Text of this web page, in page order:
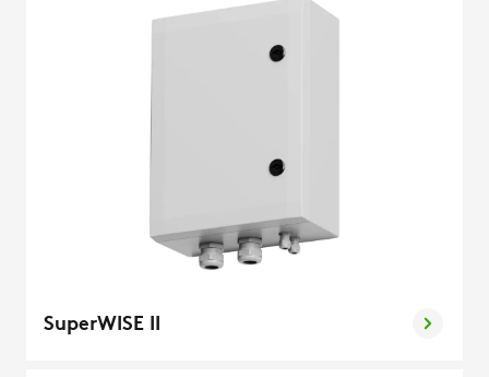
SuperWISE II